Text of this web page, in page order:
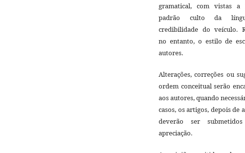
gramatical, com vistas a
padrão culto da
credibilidade do veículo.
no entanto, o estilo de
autores.
Alterações, correções ou
ordem conceitual serão
aos autores, quando
casos, os artigos, depois de
deverão ser
apreciação.